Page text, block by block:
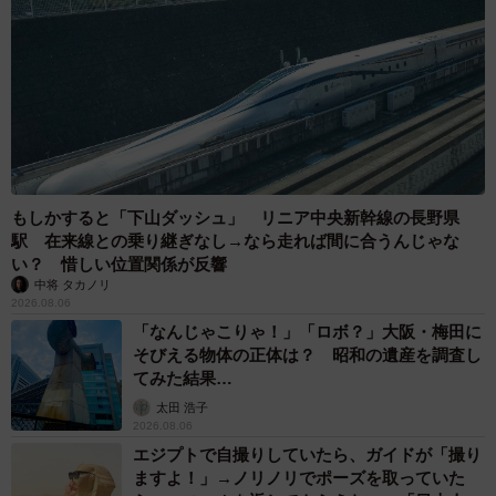
もしかすると「下山ダッシュ」 リニア中央新幹線の長野県
駅 在来線との乗り継ぎなし→なら走れば間に合うんじゃな
い？ 惜しい位置関係が反響
中将 タカノリ
2026.08.06
「なんじゃこりゃ！」「ロボ？」大阪・梅田に
そびえる物体の正体は？ 昭和の遺産を調査し
てみた結果…
太田 浩子
2026.08.06
エジプトで自撮りしていたら、ガイドが「撮り
ますよ！」→ノリノリでポーズを取っていた